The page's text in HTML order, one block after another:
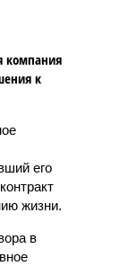
компания
к
его
жизни.
в